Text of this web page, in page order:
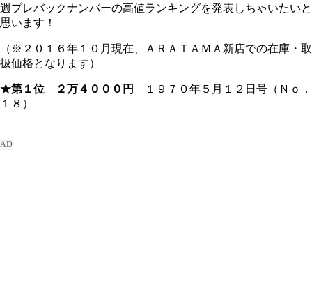
週プレバックナンバーの高値ランキングを発表しちゃいたいと
思います！
（※２０１６年１０月現在、ＡＲＡＴＡＭＡ新店での在庫・取
扱価格となります）
★第１位 ２万４０００円
１９７０年５月１２日号（Ｎｏ．
１８）